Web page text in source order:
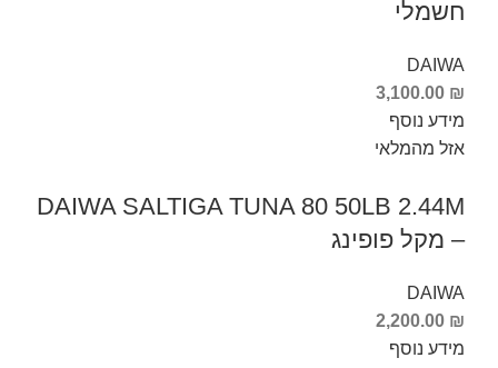
חשמלי
DAIWA
3,100.00 ₪
מידע נוסף
אזל מהמלאי
DAIWA SALTIGA TUNA 80 50LB 2.44M
– מקל פופינג
DAIWA
2,200.00 ₪
מידע נוסף